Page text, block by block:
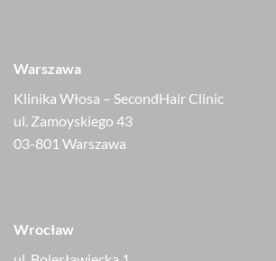
Warszawa
Klinika Włosa – SecondHair Clinic
ul. Zamoyskiego 43
03-801 Warszawa
Wrocław